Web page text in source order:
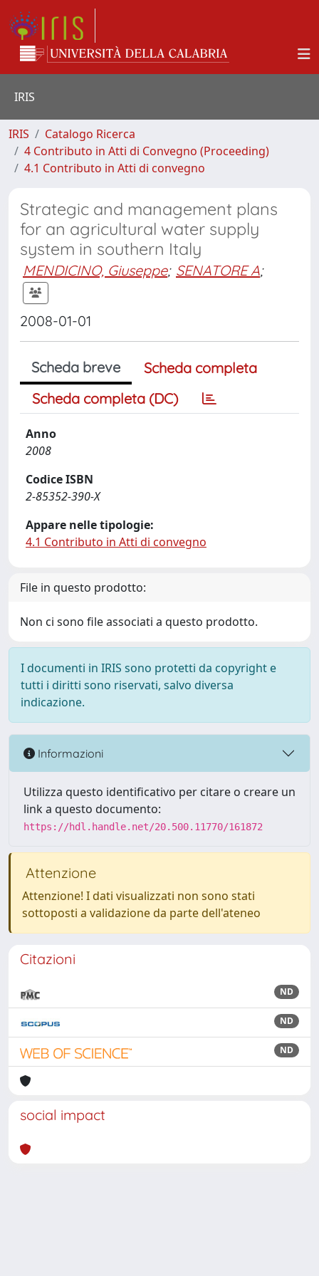
IRIS
IRIS
Catalogo Ricerca
4 Contributo in Atti di Convegno (Proceeding)
4.1 Contributo in Atti di convegno
Strategic and management plans
for an agricultural water supply
system in southern Italy
MENDICINO, Giuseppe; SENATORE A;
2008-01-01
Scheda breve
Scheda completa
Scheda completa (DC)
Anno
2008
Codice ISBN
2-85352-390-X
Appare nelle tipologie:
4.1 Contributo in Atti di convegno
File in questo prodotto:
Non ci sono file associati a questo prodotto.
I documenti in IRIS sono protetti da copyright e
tutti i diritti sono riservati, salvo diversa
indicazione.
Informazioni
Utilizza questo identificativo per citare o creare un
link a questo documento:
https://hdl.handle.net/20.500.11770/161872
Attenzione
Attenzione! I dati visualizzati non sono stati
sottoposti a validazione da parte dell'ateneo
Citazioni
ND
ND
ND
social impact